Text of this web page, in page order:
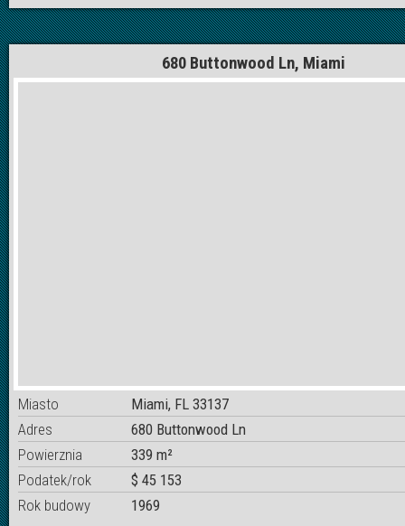
680 Buttonwood Ln, Miami
Miasto
Miami, FL 33137
Adres
680 Buttonwood Ln
Powierznia
339 m²
Podatek/rok
$ 45 153
Rok budowy
1969